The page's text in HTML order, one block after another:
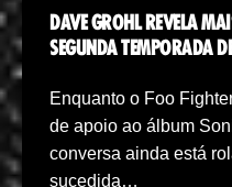
DAVE GROHL REVELA
SEGUNDA TEMPORADA
Enquanto o Foo
de apoio ao álbum
conversa ainda está
sucedida…